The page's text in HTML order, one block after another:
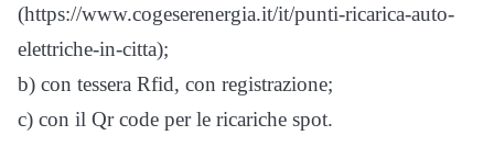
(https://www.cogeserenergia.it/it/punti-ricarica-auto-
elettriche-in-citta);
b) con tessera Rfid, con registrazione;
c) con il Qr code per le ricariche spot.